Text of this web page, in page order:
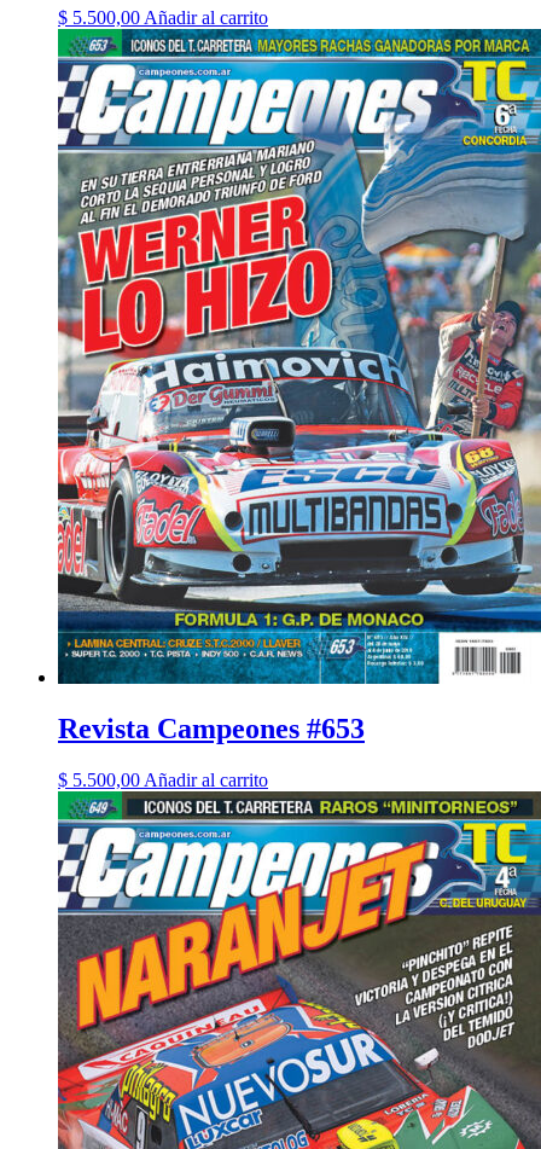
$ 5.500,00 Añadir al carrito
Revista Campeones #653
$ 5.500,00 Añadir al carrito